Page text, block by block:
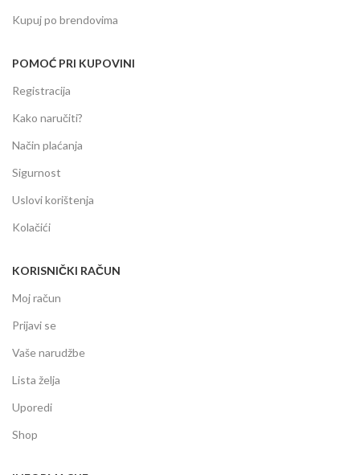
Kupuj po brendovima
POMOĆ PRI KUPOVINI
Registracija
Kako naručiti?
Način plaćanja
Sigurnost
Uslovi korištenja
Kolačići
KORISNIČKI RAČUN
Moj račun
Prijavi se
Vaše narudžbe
Lista želja
Uporedi
Shop